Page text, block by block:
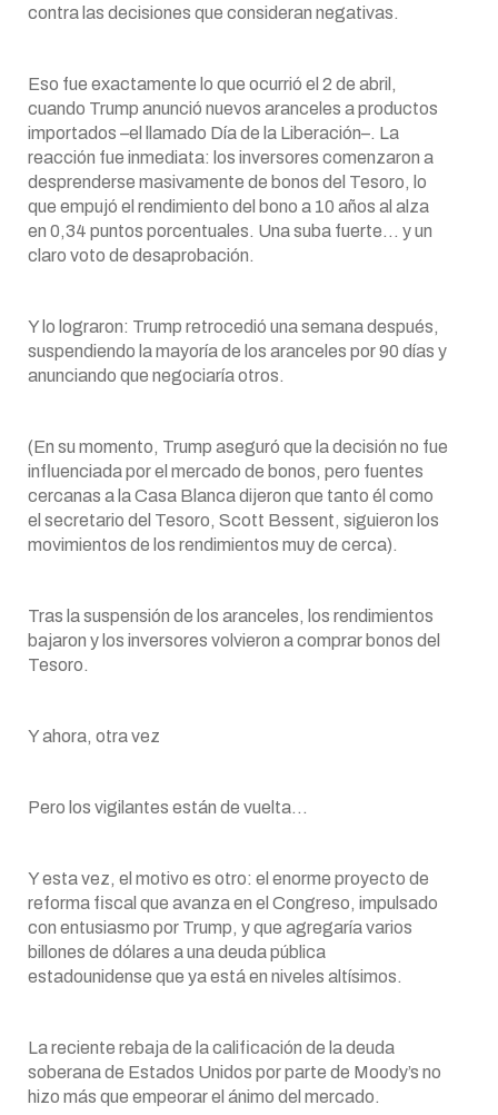
contra las decisiones que consideran negativas.
Eso fue exactamente lo que ocurrió el 2 de abril,
cuando Trump anunció nuevos aranceles a productos
importados –el llamado Día de la Liberación–. La
reacción fue inmediata: los inversores comenzaron a
desprenderse masivamente de bonos del Tesoro, lo
que empujó el rendimiento del bono a 10 años al alza
en 0,34 puntos porcentuales. Una suba fuerte… y un
claro voto de desaprobación.
Y lo lograron: Trump retrocedió una semana después,
suspendiendo la mayoría de los aranceles por 90 días y
anunciando que negociaría otros.
(En su momento, Trump aseguró que la decisión no fue
influenciada por el mercado de bonos, pero fuentes
cercanas a la Casa Blanca dijeron que tanto él como
el secretario del Tesoro, Scott Bessent, siguieron los
movimientos de los rendimientos muy de cerca).
Tras la suspensión de los aranceles, los rendimientos
bajaron y los inversores volvieron a comprar bonos del
Tesoro.
Y ahora, otra vez
Pero los vigilantes están de vuelta…
Y esta vez, el motivo es otro: el enorme proyecto de
reforma fiscal que avanza en el Congreso, impulsado
con entusiasmo por Trump, y que agregaría varios
billones de dólares a una deuda pública
estadounidense que ya está en niveles altísimos.
La reciente rebaja de la calificación de la deuda
soberana de Estados Unidos por parte de Moody’s no
hizo más que empeorar el ánimo del mercado.